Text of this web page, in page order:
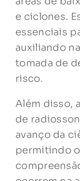
e ciclones.
essenciais
auxiliando
tomada de
risco.
Além disso,
de
avanço da
permitindo